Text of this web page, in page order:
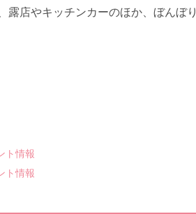
露店やキッチンカーのほか、ぼんぼり
ト情報
ト情報